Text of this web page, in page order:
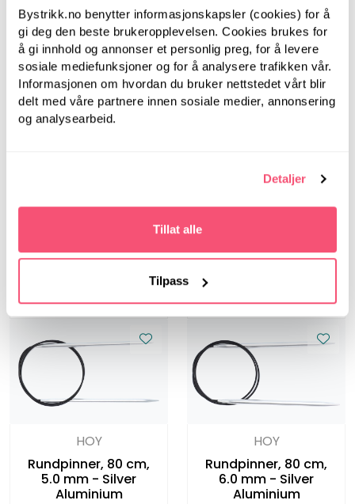
Bystrikk.no benytter informasjonskapsler (cookies) for å
gi deg den beste brukeropplevelsen. Cookies brukes for
å gi innhold og annonser et personlig preg, for å levere
sosiale mediefunksjoner og for å analysere trafikken vår.
Informasjonen om hvordan du bruker nettstedet vårt blir
delt med våre partnere innen sosiale medier, annonsering
og analysearbeid.
Detaljer
Tillat alle
Tilpass
Rundpinner, 40 cm,
HOY
Rundpinner, 40 cm,
HOY
Rundpinner, 80 cm,
5.0 mm - Silver
Aluminium
HOY
Rundpinner, 80 cm,
6.0 mm - Silver
Aluminium